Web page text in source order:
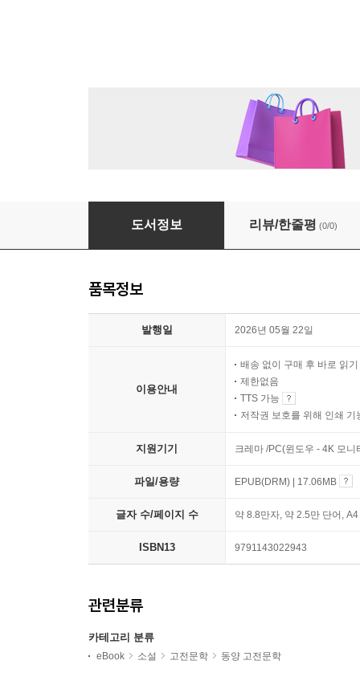
원서발췌 습유기
도서정보 리뷰/한줄평 (0/0)
품목정보
발행일 2026년 05월 22일
이용안내
배송 없이 구매 후 바로 읽기
제한없음
TTS 가능
저작권 보호를 위해 인쇄 기
지원기기 크레마 /PC(윈도우 - 4K 모
파일/용량 EPUB(DRM) | 17.06MB
글자 수/페이지 수 약 8.8만자, 약 2.5만 단어,
ISBN13 9791143022943
관련분류
카테고리 분류
eBook 소설 고전문학 동양 고전문학